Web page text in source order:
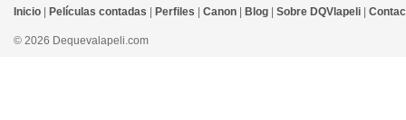
Inicio Películas contadas Perfiles Canon Blog Sobre DQVlapeli
© 2026 Dequevalapeli.com